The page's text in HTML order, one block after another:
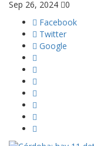
Sep 26, 2024
0
Facebook
Twitter
Google